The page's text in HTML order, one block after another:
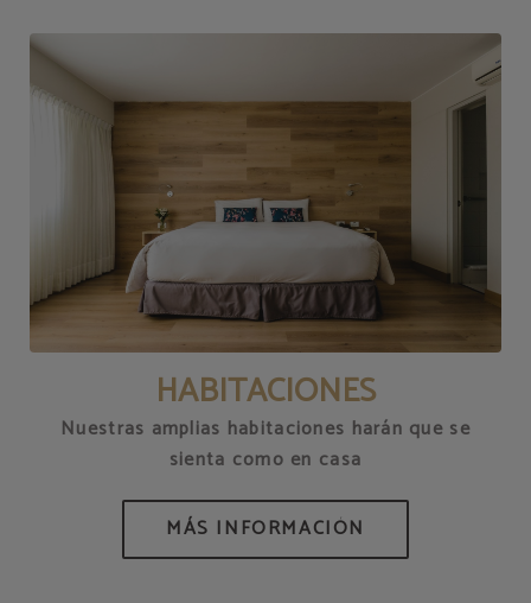
HABITACIONES
Nuestras amplias habitaciones harán que se
sienta como en casa